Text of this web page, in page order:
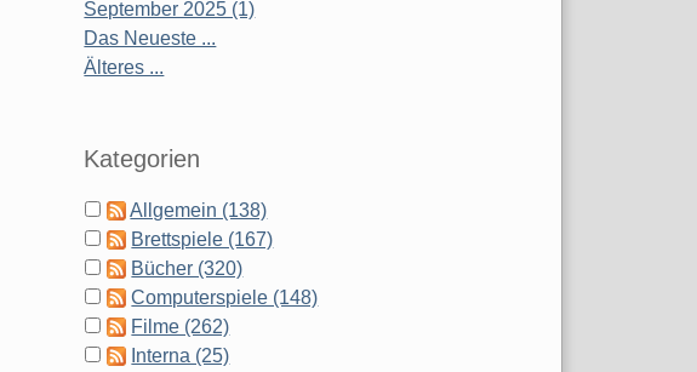
September 2025 (1)
Das Neueste ...
Älteres ...
Kategorien
Allgemein (138)
Brettspiele (167)
Bücher (320)
Computerspiele (148)
Filme (262)
Interna (25)